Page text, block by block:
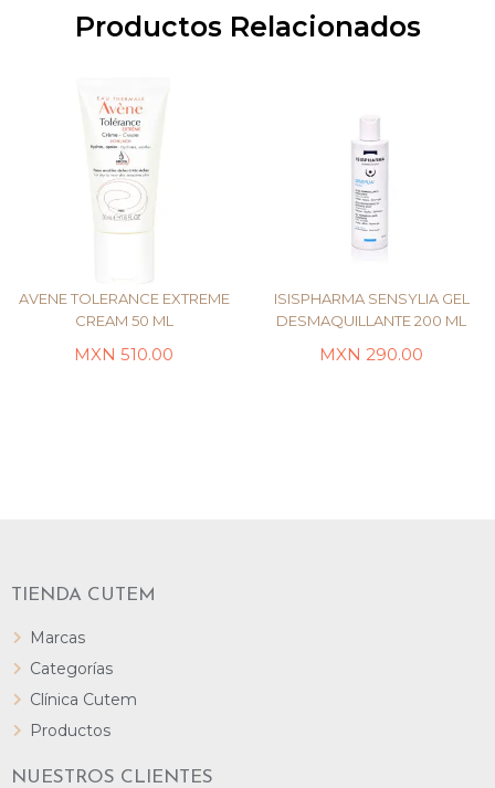
Productos Relacionados
ISISPHARMA SENSYLIA GEL
DESMAQUILLANTE 200 ML
290.00
AVENE TOLERANCE EXTREME
CREAM 50 ML
510.00
TIENDA CUTEM
Marcas
Categorías
Clínica Cutem
Productos
NUESTROS CLIENTES